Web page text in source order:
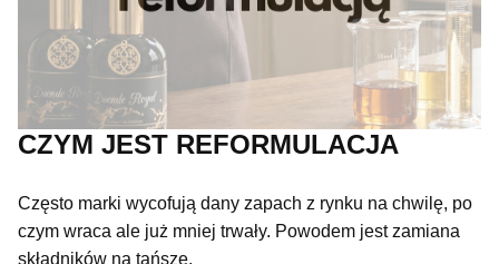
CZYM JEST REFORMULACJA
Często marki wycofują dany zapach z rynku na chwilę, po
czym wraca ale już mniej trwały. Powodem jest zamiana
składników na tańsze.